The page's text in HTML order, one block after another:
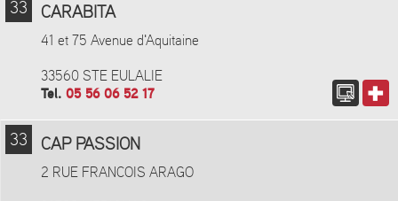
33 CARABITA
41 et 75 Avenue d'Aquitaine
33560 STE EULALIE
Tel. 05 56 06 52 17
33 CAP PASSION
2 RUE FRANCOIS ARAGO